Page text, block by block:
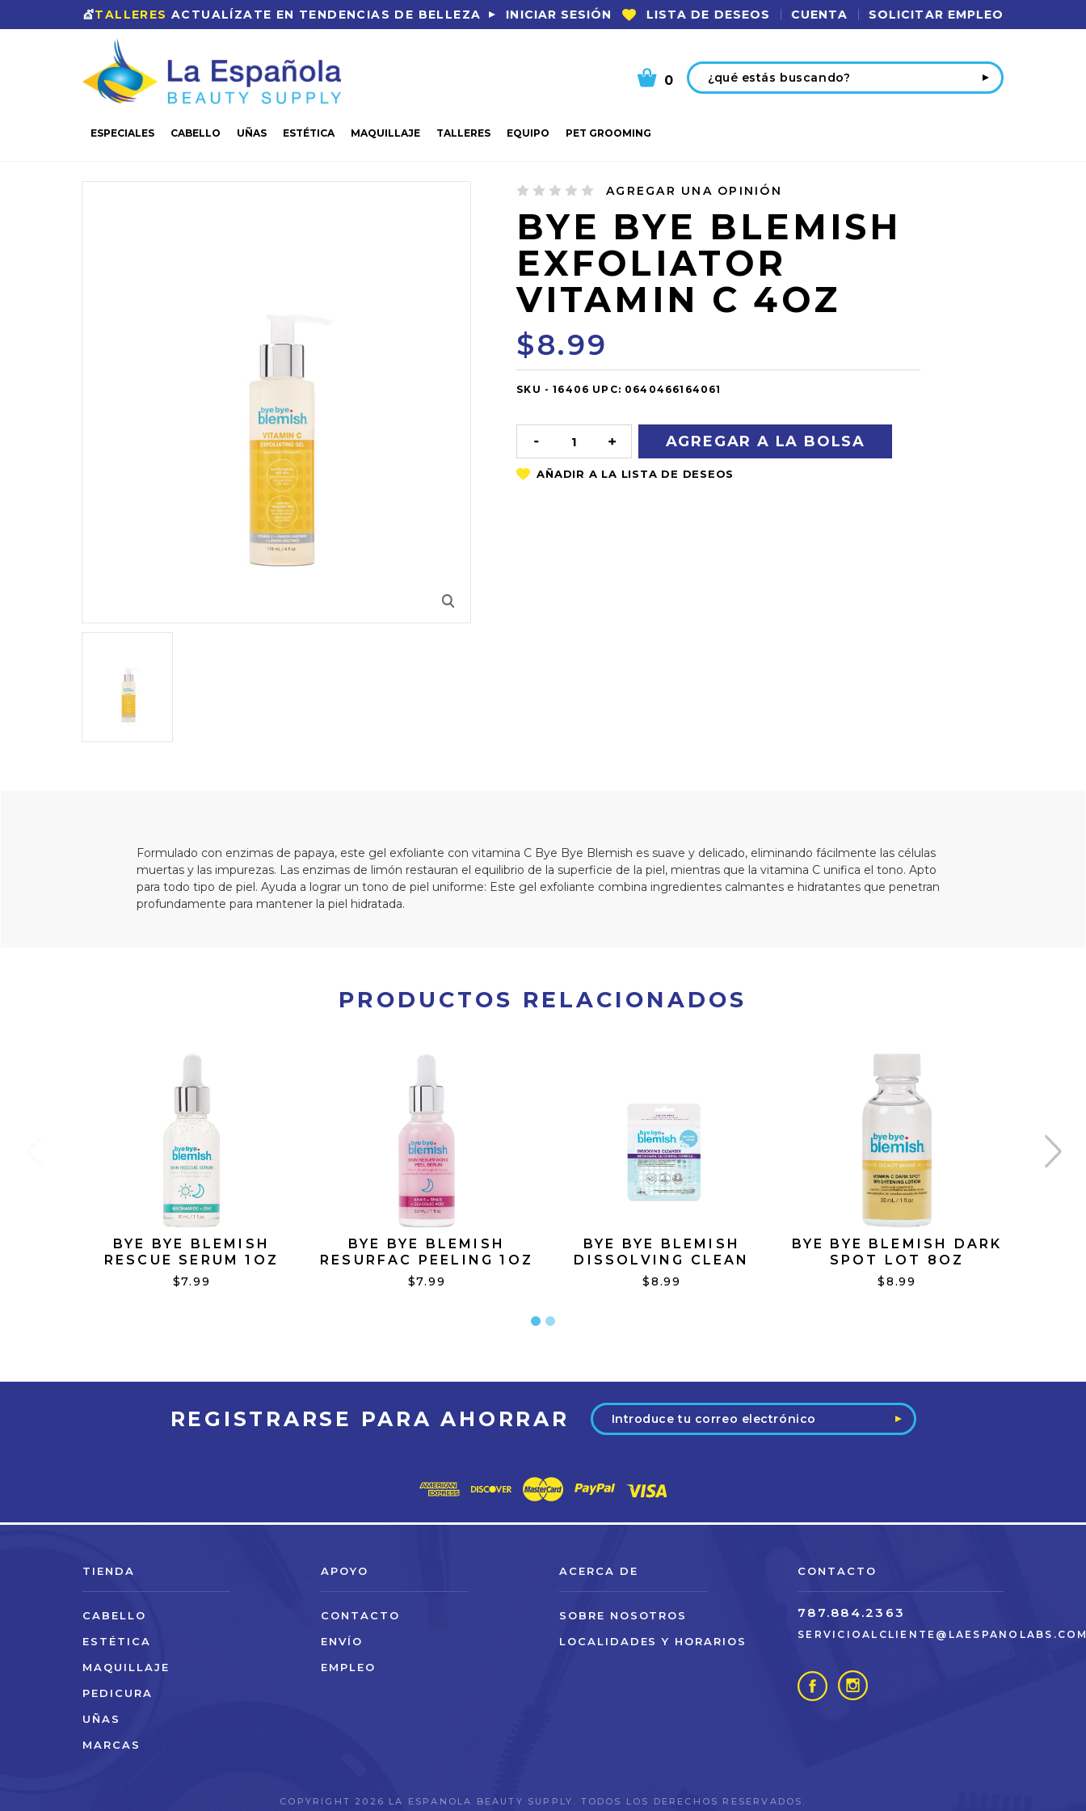
💇TALLERES ACTUALÍZATE EN TENDENCIAS DE BELLEZA INICIAR SESIÓN LISTA DE DESEOS CUENTA SOLICITAR EMPLEO
Buscar
0
ESPECIALES CABELLO UÑAS ESTÉTICA MAQUILLAJE TALLERES EQUIPO PET GROOMING
AGREGAR UNA OPINIÓN
BYE BYE BLEMISH
EXFOLIATOR
VITAMIN C 4OZ
$8.99
OUT
STOCK
SKU - 16406 UPC: 0640466164061
DISMINUIR
LA
CANTIDAD:
AUMENTAR
LA
CANTIDAD:
Formulado con enzimas de papaya, este gel exfoliante con vitamina C Bye Bye Blemish es suave y delicado, eliminando fácilmente las células
muertas y las impurezas. Las enzimas de limón restauran el equilibrio de la superficie de la piel, mientras que la vitamina C unifica el tono. Apto
para todo tipo de piel. Ayuda a lograr un tono de piel uniforme: Este gel exfoliante combina ingredientes calmantes e hidratantes que penetran
profundamente para mantener la piel hidratada.
PRODUCTOS RELACIONADOS
BYE BYE BLEMISH
RESCUE SERUM 1OZ
$7.99
BYE BYE BLEMISH
RESURFAC PEELING 1OZ
$7.99
BYE BYE BLEMISH
DISSOLVING CLEAN
PK50
$8.99
BYE BYE BLEMISH DARK
SPOT LOT 8OZ
$8.99
REGISTRARSE PARA AHORRAR
Dirección
de
TIENDA
CABELLO
ESTÉTICA
MAQUILLAJE
PEDICURA
UÑAS
MARCAS
APOYO
CONTACTO
ENVÍO
EMPLEO
ACERCA DE
SOBRE NOSOTROS
LOCALIDADES Y HORARIOS
CONTACTO
787.884.2363
COPYRIGHT 2026 LA ESPANOLA BEAUTY SUPPLY. TODOS LOS DERECHOS RESERVADOS.